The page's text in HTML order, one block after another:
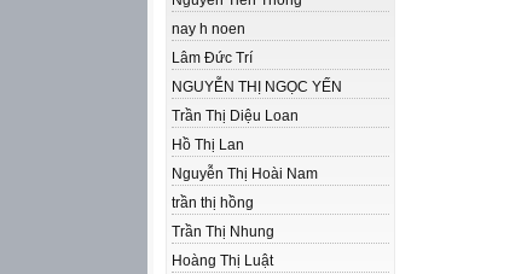
nay h noen
Lâm Đức Trí
NGUYỄN THỊ NGỌC YẾN
Trần Thị Diệu Loan
Hồ Thị Lan
Nguyễn Thị Hoài Nam
trần thị hồng
Trần Thị Nhung
Hoàng Thị Luật